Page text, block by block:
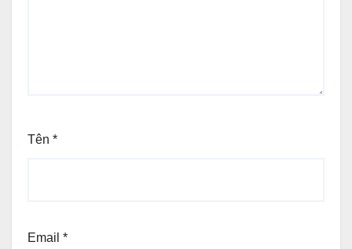
Tên *
Email *